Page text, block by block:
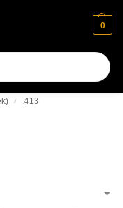
0
stránkách
/ .413